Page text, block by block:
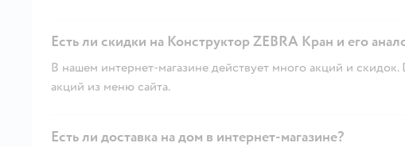
Есть ли скидки на Конструктор ZEBRA Кран и его
В нашем интернет-магазине действует много акций и
акций из меню сайта.
Есть ли доставка на дом в интернет-магазине?